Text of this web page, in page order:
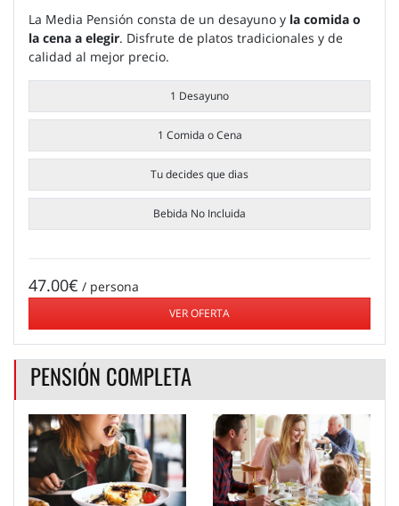
La Media Pensión consta de un desayuno y la comida o
la cena a elegir. Disfrute de platos tradicionales y de
calidad al mejor precio.
1 Desayuno
1 Comida o Cena
Tu decides que dias
Bebida No Incluida
47.00€ / persona
VER OFERTA
PENSIÓN COMPLETA